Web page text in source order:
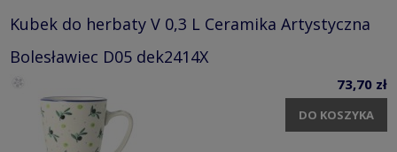
Kubek do herbaty V 0,3 L Ceramika Artystyczna
Bolesławiec D05 dek2414X
73,70 zł
DO KOSZYKA